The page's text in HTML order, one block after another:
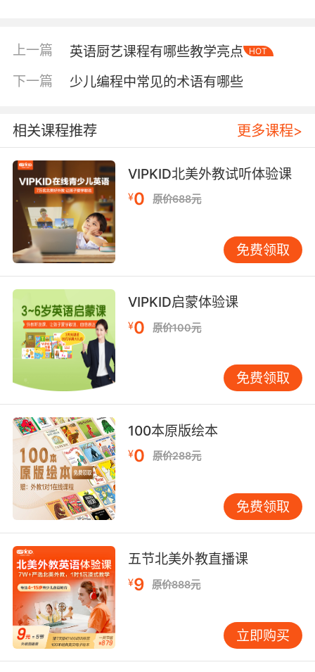
接提高了书写能力，而阅读一些简单的手工制作
教程或相关的英语说明，又能增强阅读能力。
同伴互助合作之效
同伴互助合作为学生提供了良好的社交环境，有
助于培养团队精神。在英语手工制作的小组中，
学生们有着共同的目标，为了完成一个手工作品
而努力。他们需要分工协作，有人负责收集材
料，有人负责设计，有人负责实际制作。在这个
过程中，彼此之间的关系更加紧密，学会了相互
信任、相互支持。比如在制作一个大型的英语主
题海报时，擅长绘画的学生负责绘图，英语成绩
共同完成任务。
这种合作模式还能促进学生之间的知识共享和互
补。不同学生在英语学习上有不同的优势和不
足，通过互助合作，他们可以互相学习。有的学
生发音标准，可以纠正其他同学的发音；有的学
生词汇量大，可以分享一些高级词汇的用法。在
拓展，视野也更加开阔。
教学实践与策略
在教学实践中，教师要精心设计英语手工制作的
任务和活动流程。任务的难度要适中，既要具有
一定的挑战性，能让学生在解决问题中获得成
长，又不能过于困难，以免打击学生的自信心。
例如，对于初级英语学习者，可以安排简单的纸
质手工，如制作英语单词书签，要求在上面写上
几个常见的英语单词和自己的姓名；对于中级水
平的学生，可以组织制作英语手抄报，涉及更多
的英语短文撰写和排版；对于高级水平的学生，
可以尝试制作英语戏剧道具，配合英语戏剧表
上一篇 英语厨艺课程有哪些教学亮点 HOT
下一篇 少儿编程中常见的术语有哪些
相关课程推荐 更多课程>
VIPKID北美外教试听体验课
¥0 原价688元
免费领取
VIPKID启蒙体验课
¥0 原价100元
免费领取
100本原版绘本
¥0 原价288元
免费领取
五节北美外教直播课
¥9 原价888元
立即购买